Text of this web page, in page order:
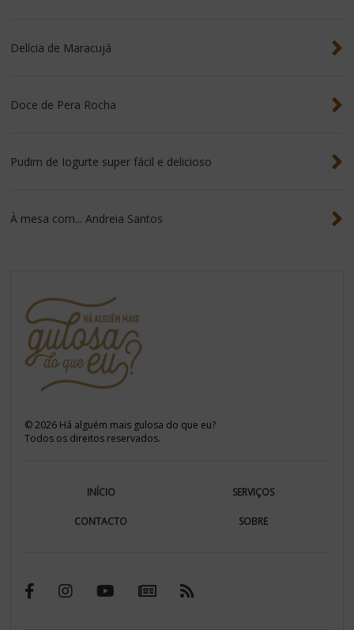
Delícia de Maracujá
Doce de Pera Rocha
Pudim de Iogurte super fácil e delicioso
À mesa com... Andreia Santos
©2026 Há alguém mais gulosa do que eu?
Todos os direitos reservados.
INÍCIO SERVIÇOS
CONTACTO SOBRE